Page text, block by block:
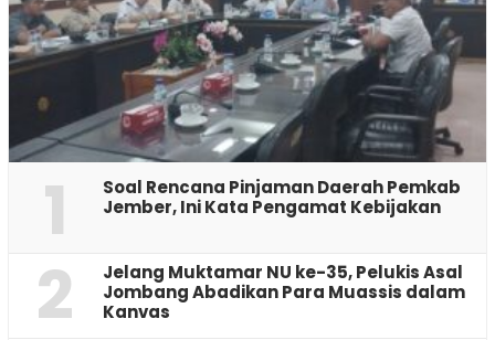
1
‎Soal Rencana Pinjaman Daerah Pemkab
Jember, Ini Kata Pengamat Kebijakan ‎
2
Jelang Muktamar NU ke-35, Pelukis Asal
Jombang Abadikan Para Muassis dalam
Kanvas